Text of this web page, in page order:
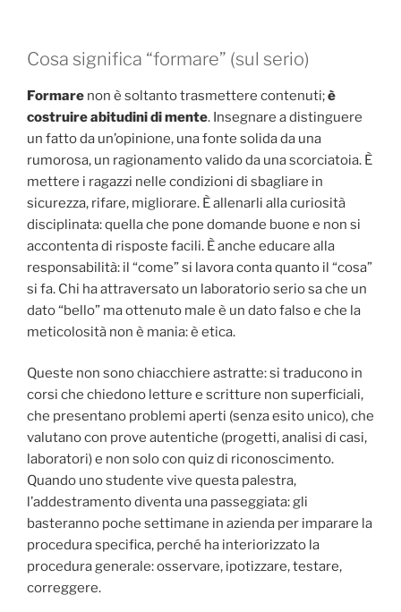
Cosa significa “formare” (sul serio)
Formare non è soltanto trasmettere contenuti;è
costruire abitudini di mente. Insegnare a distinguere
un fatto da un’opinione, una fonte solida da una
rumorosa, un ragionamento valido da una scorciatoia. È
mettere i ragazzi nelle condizioni di sbagliare in
sicurezza, rifare, migliorare. È allenarli alla curiosità
disciplinata: quella che pone domande buone e non si
accontenta di risposte facili. È anche educare alla
responsabilità: il “come” si lavora conta quanto il “cosa”
si fa. Chi ha attraversato un laboratorio serio sa che un
dato “bello” ma ottenuto male è un dato falso e che la
meticolosità non è mania: è etica.
Queste non sono chiacchiere astratte: si traducono in
corsi che chiedono letture e scritture non superficiali,
che presentano problemi aperti (senza esito unico), che
valutano con prove autentiche (progetti, analisi di casi,
laboratori) e non solo con quiz di riconoscimento.
Quando uno studente vive questa palestra,
l’addestramento diventa una passeggiata: gli
basteranno poche settimane in azienda per imparare la
procedura specifica, perché ha interiorizzato la
procedura generale: osservare, ipotizzare, testare,
correggere.